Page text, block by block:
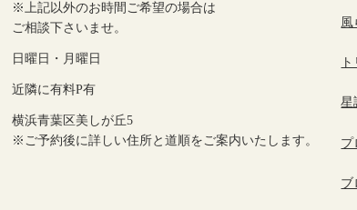
※上記以外のお時間ご希望の場合は
ご相談下さいませ。
日曜日・月曜日
近隣に有料P有
横浜青葉区美しが丘5
※ご予約後に詳しい住所と道順をご案内いたします。
星
プ
ブ